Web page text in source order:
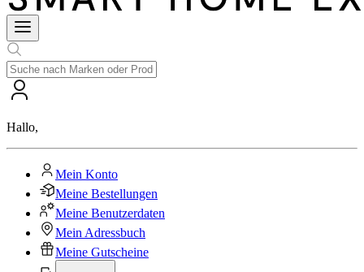
Hallo,
Mein Konto
Meine Bestellungen
Meine Benutzerdaten
Mein Adressbuch
Meine Gutscheine